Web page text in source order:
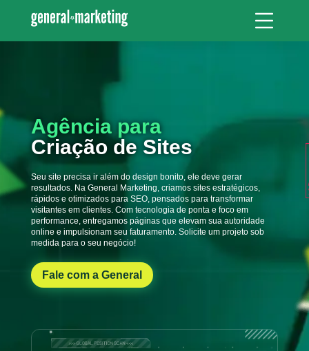
Agência para
Criação de Sites
Seu site precisa ir além do design bonito, ele deve gerar
resultados. Na General Marketing, criamos sites estratégicos,
rápidos e otimizados para SEO, pensados para transformar
visitantes em clientes. Com tecnologia de ponta e foco em
performance, entregamos páginas que elevam sua autoridade
online e impulsionam seu faturamento. Solicite um projeto sob
medida para o seu negócio!
Fale com a General